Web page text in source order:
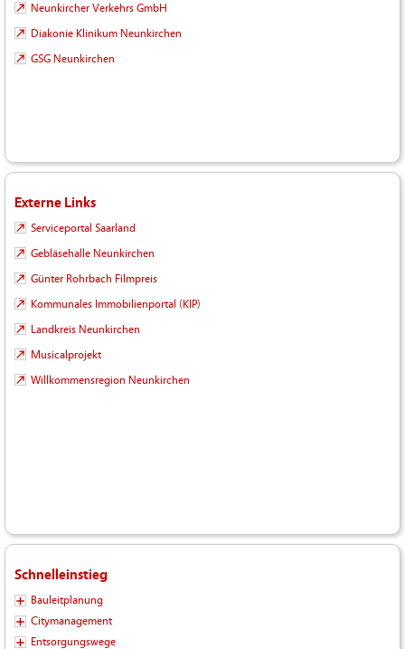
Neunkircher Verkehrs GmbH
Diakonie Klinikum Neunkirchen
GSG Neunkirchen
Externe Links
Serviceportal Saarland
Gebläsehalle Neunkirchen
Günter Rohrbach Filmpreis
Kommunales Immobilienportal (KIP)
Landkreis Neunkirchen
Musicalprojekt
Willkommensregion Neunkirchen
Schnelleinstieg
Bauleitplanung
Citymanagement
Entsorgungswege